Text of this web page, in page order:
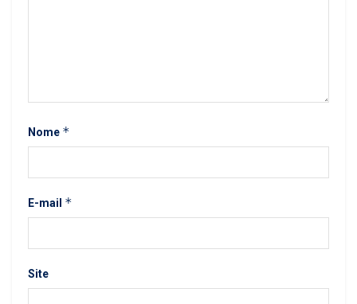
Nome *
E-mail *
Site